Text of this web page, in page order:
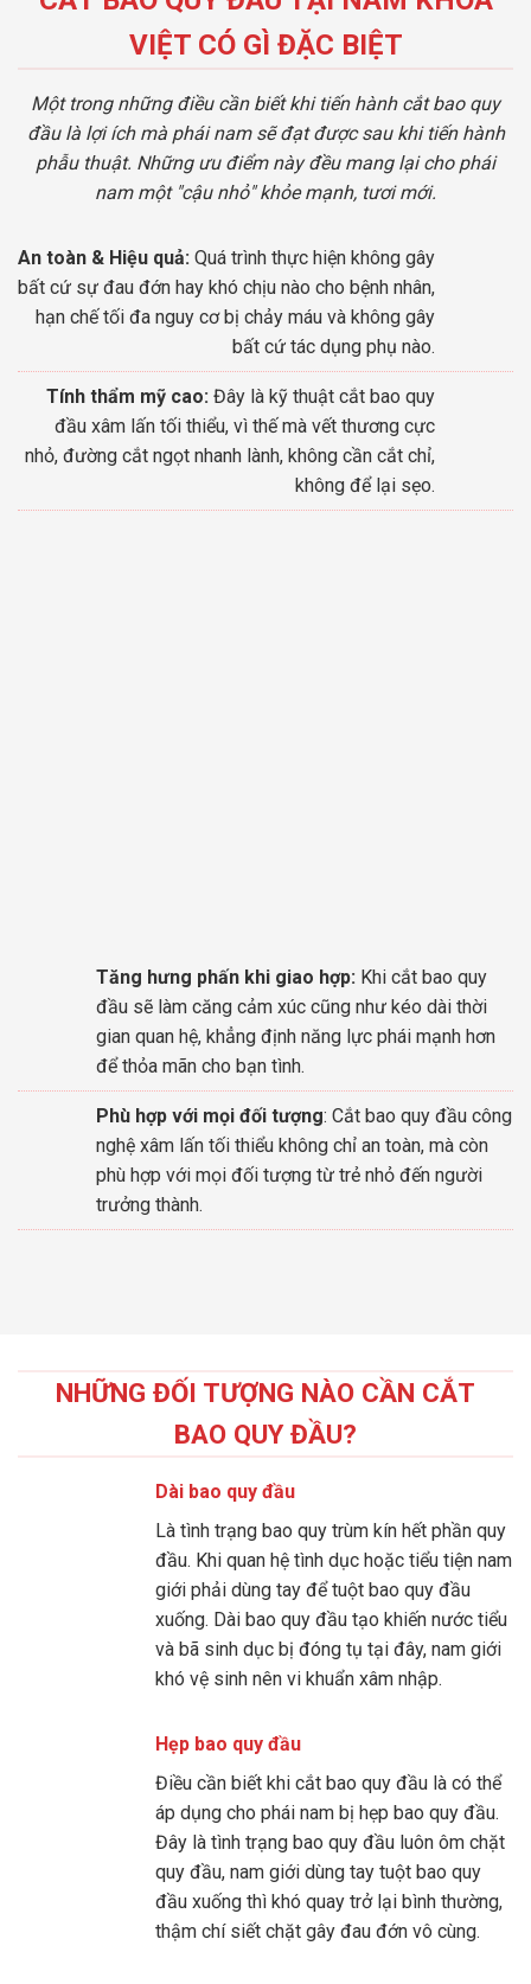
VIỆT CÓ GÌ ĐẶC BIỆT
Một trong những điều cần biết khi tiến hành cắt bao quy
đầu là lợi ích mà phái nam sẽ đạt được sau khi tiến hành
phẫu thuật. Những ưu điểm này đều mang lại cho phái
nam một "cậu nhỏ" khỏe mạnh, tươi mới.
An toàn & Hiệu quả: Quá trình thực hiện không gây
bất cứ sự đau đớn hay khó chịu nào cho bệnh nhân,
hạn chế tối đa nguy cơ bị chảy máu và không gây
bất cứ tác dụng phụ nào.
Tính thẩm mỹ cao: Đây là kỹ thuật cắt bao quy
đầu xâm lấn tối thiểu, vì thế mà vết thương cực
nhỏ, đường cắt ngọt nhanh lành, không cần cắt chỉ,
không để lại sẹo.
Tăng hưng phấn khi giao hợp: Khi cắt bao quy
đầu sẽ làm căng cảm xúc cũng như kéo dài thời
gian quan hệ, khẳng định năng lực phái mạnh hơn
để thỏa mãn cho bạn tình.
Phù hợp với mọi đối tượng: Cắt bao quy đầu công
nghệ xâm lấn tối thiểu không chỉ an toàn, mà còn
phù hợp với mọi đối tượng từ trẻ nhỏ đến người
trưởng thành.
NHỮNG ĐỐI TƯỢNG NÀO CẦN CẮT
BAO QUY ĐẦU?
Dài bao quy đầu
Là tình trạng bao quy trùm kín hết phần quy
đầu. Khi quan hệ tình dục hoặc tiểu tiện nam
giới phải dùng tay để tuột bao quy đầu
xuống. Dài bao quy đầu tạo khiến nước tiểu
và bã sinh dục bị đóng tụ tại đây, nam giới
khó vệ sinh nên vi khuẩn xâm nhập.
Hẹp bao quy đầu
Điều cần biết khi cắt bao quy đầu là có thể
áp dụng cho phái nam bị hẹp bao quy đầu.
Đây là tình trạng bao quy đầu luôn ôm chặt
quy đầu, nam giới dùng tay tuột bao quy
đầu xuống thì khó quay trở lại bình thường,
thậm chí siết chặt gây đau đớn vô cùng.